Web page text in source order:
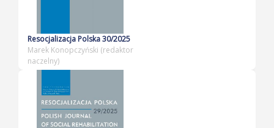
Resocjalizacja Polska 30/2025
Marek Konopczyński (redaktor
naczelny)